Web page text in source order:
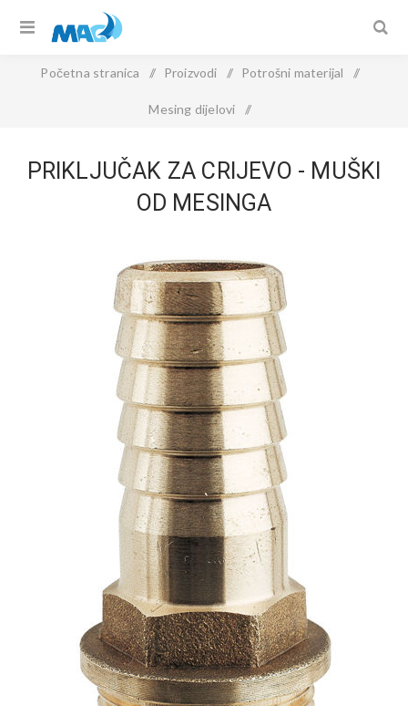
Početna stranica / Proizvodi / Potrošni materijal /
Mesing dijelovi /
PRIKLJUČAK ZA CRIJEVO - MUŠKI
OD MESINGA